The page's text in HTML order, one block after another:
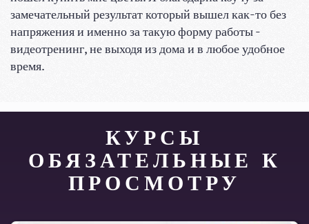
замечательный результат который вышел как-то без
напряжения и именно за такую форму работы -
видеотренинг, не выходя из дома и в любое удобное
время.
КУРСЫ
ОБЯЗАТЕЛЬНЫЕ К
ПРОСМОТРУ